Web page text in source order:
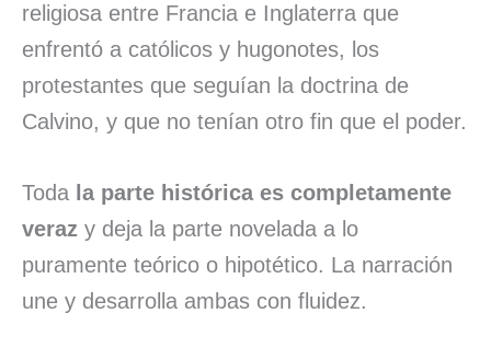
religiosa entre Francia e Inglaterra que
enfrentó a católicos y hugonotes, los
protestantes que seguían la doctrina de
Calvino, y que no tenían otro fin que el poder.
Toda la parte histórica es completamente
veraz y deja la parte novelada a lo
puramente teórico o hipotético. La narración
une y desarrolla ambas con fluidez.